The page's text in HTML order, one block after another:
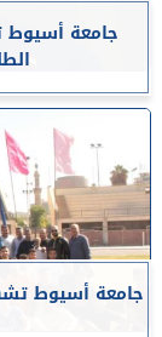
جامعة أسيوط